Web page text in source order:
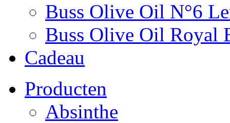
Buss Olive Oil N°6
Buss Olive Oil Royal
Cadeau
Producten
Absinthe